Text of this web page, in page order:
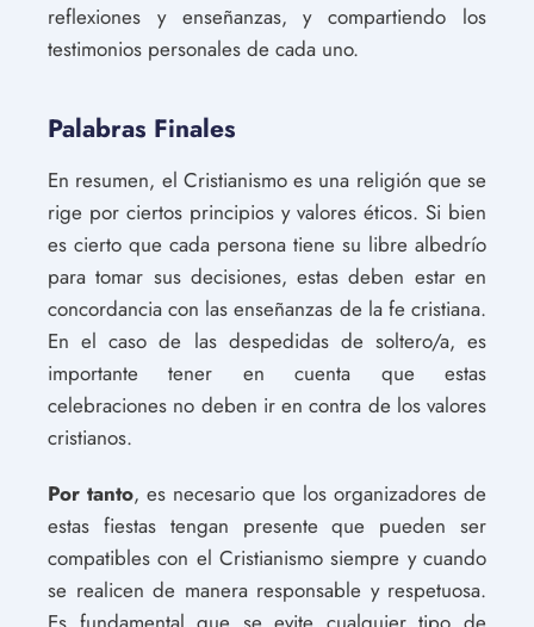
reflexiones y enseñanzas, y compartiendo los
testimonios personales de cada uno.
Palabras Finales
En resumen, el Cristianismo es una religión que se
rige por ciertos principios y valores éticos. Si bien
es cierto que cada persona tiene su libre albedrío
para tomar sus decisiones, estas deben estar en
concordancia con las enseñanzas de la fe cristiana.
En el caso de las despedidas de soltero/a, es
importante tener en cuenta que estas
celebraciones no deben ir en contra de los valores
cristianos.
Por tanto, es necesario que los organizadores de
estas fiestas tengan presente que pueden ser
compatibles con el Cristianismo siempre y cuando
se realicen de manera responsable y respetuosa.